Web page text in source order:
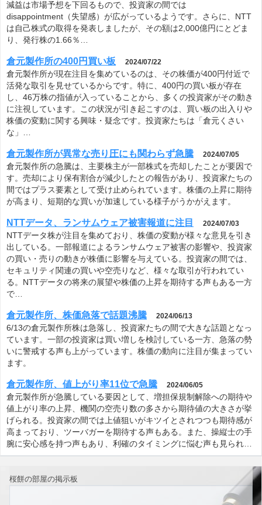
減益は市場予想を下回るもので、投資家の間では
disappointment（失望感）が広がっているようです。さらに、NTT
は自己株式の取得を発表しましたが、その額は2,000億円にとどま
り、発行株の1.66％…
倉元製作所の400円買い板 2024/07/22
倉元製作所が現在注目を集めているのは、その株価が400円付近で
活発な取引を見せているからです。特に、400円の買い板が存在
し、46万株の指値が入っていることから、多くの投資家がその動き
に注視しています。この状況が引き起こすのは、買い板の出入りや
株価の変動に関する興味・疑念です。投資家たちは「倉元くさい
な」…
倉元製作所が異常な売り圧にも関わらず急騰 2024/07/05
倉元製作所の急騰は、主要株主が一部株式を売却したことが要因で
す。売却により保有割合が減少したとの報告があり、投資家たちの
間ではプラス要素として受け止められています。株価の上昇に期待
が高まり、短期的な買いが加速している様子がうかがえます。
NTTデータ、ランサムウェア被害報道に注目 2024/07/03
NTTデータ株が注目を集めており、株価の変動が様々な意見を引き
出している。一部報道によるランサムウェア被害の影響や、投資家
の買い・売りの動きが株価に影響を与えている。投資家の間では、
セキュリティ関連の買いや空売りなど、様々な取引が行われてい
る。NTTデータの将来の展望や株価の上昇を期待する声もある一方
で…
倉元製作所、株価急落で話題沸騰 2024/06/13
6/13の倉元製作所株は急落し、投資家たちの間で大きな話題となっ
ています。一部の投資家は買い増しを検討している一方、急落の勢
いに警戒する声も上がっています。株価の動向に注目が集まってい
ます。
倉元製作所、値上がり率11位で急騰 2024/06/05
倉元製作所が急騰している要因として、増担保規制解除への期待や
値上がり率の上昇、機関の空売り数の多さから期待値の大きさが挙
げられる。投資家の間では上値狙いがキツイとされつつも期待感が
高まっており、ツーバガーを期待する声もある。また、操縦士の手
腕に安心感を持つ声もあり、利確のタイミングに悩む声も見られ…
桜餅の部屋の掲示板